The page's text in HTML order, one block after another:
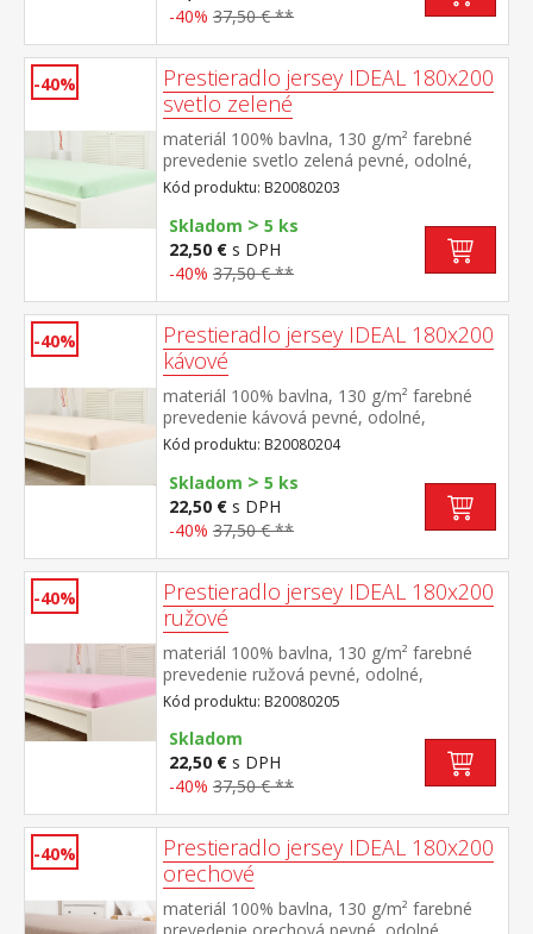
-40% 37,50 € **
-40%
Prestieradlo jersey IDEAL 180x200
svetlo zelené
materiál 100% bavlna, 130 g/m² farebné
prevedenie svetlo zelená pevné, odolné,
stálofarebné, obšité gumou pre matrace do
výšky 25 cm prateľné do 60 °C
Kód produktu: B20080203
Skladom > 5 ks
22,50 € s DPH
-40% 37,50 € **
-40%
Prestieradlo jersey IDEAL 180x200
kávové
materiál 100% bavlna, 130 g/m² farebné
prevedenie kávová pevné, odolné,
stálofarebné, obšité gumou pre matrace do
výšky 25 cm prateľné do 60 °C
Kód produktu: B20080204
Skladom > 5 ks
22,50 € s DPH
-40% 37,50 € **
-40%
Prestieradlo jersey IDEAL 180x200
ružové
materiál 100% bavlna, 130 g/m² farebné
prevedenie ružová pevné, odolné,
stálofarebné, obšité gumou pre matrace do
výšky 25 cm prateľné do 60 °C
Kód produktu: B20080205
Skladom
22,50 € s DPH
-40% 37,50 € **
-40%
Prestieradlo jersey IDEAL 180x200
orechové
materiál 100% bavlna, 130 g/m² farebné